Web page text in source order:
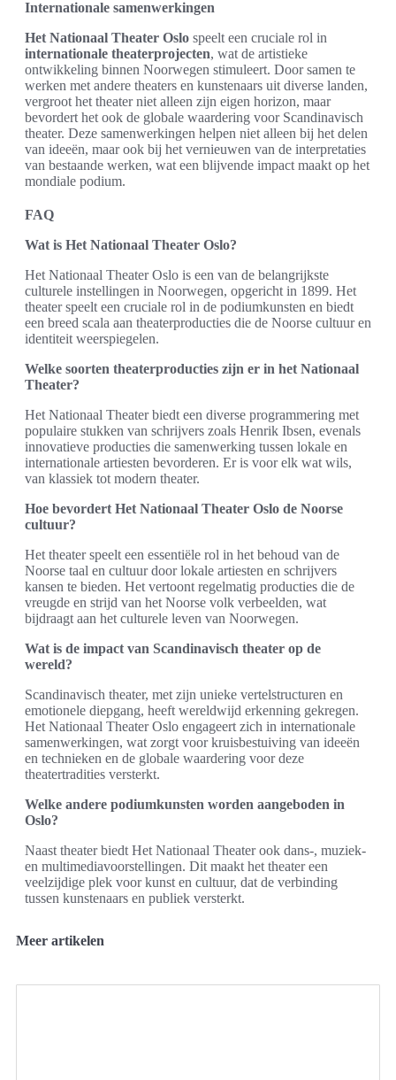
Internationale samenwerkingen
Het Nationaal Theater Oslo speelt een cruciale rol in
internationale theaterprojecten, wat de artistieke
ontwikkeling binnen Noorwegen stimuleert. Door samen te
werken met andere theaters en kunstenaars uit diverse landen,
vergroot het theater niet alleen zijn eigen horizon, maar
bevordert het ook de globale waardering voor Scandinavisch
theater. Deze samenwerkingen helpen niet alleen bij het delen
van ideeën, maar ook bij het vernieuwen van de interpretaties
van bestaande werken, wat een blijvende impact maakt op het
mondiale podium.
FAQ
Wat is Het Nationaal Theater Oslo?
Het Nationaal Theater Oslo is een van de belangrijkste
culturele instellingen in Noorwegen, opgericht in 1899. Het
theater speelt een cruciale rol in de podiumkunsten en biedt
een breed scala aan theaterproducties die de Noorse cultuur en
identiteit weerspiegelen.
Welke soorten theaterproducties zijn er in het Nationaal
Theater?
Het Nationaal Theater biedt een diverse programmering met
populaire stukken van schrijvers zoals Henrik Ibsen, evenals
innovatieve producties die samenwerking tussen lokale en
internationale artiesten bevorderen. Er is voor elk wat wils,
van klassiek tot modern theater.
Hoe bevordert Het Nationaal Theater Oslo de Noorse
cultuur?
Het theater speelt een essentiële rol in het behoud van de
Noorse taal en cultuur door lokale artiesten en schrijvers
kansen te bieden. Het vertoont regelmatig producties die de
vreugde en strijd van het Noorse volk verbeelden, wat
bijdraagt aan het culturele leven van Noorwegen.
Wat is de impact van Scandinavisch theater op de
wereld?
Scandinavisch theater, met zijn unieke vertelstructuren en
emotionele diepgang, heeft wereldwijd erkenning gekregen.
Het Nationaal Theater Oslo engageert zich in internationale
samenwerkingen, wat zorgt voor kruisbestuiving van ideeën
en technieken en de globale waardering voor deze
theatertradities versterkt.
Welke andere podiumkunsten worden aangeboden in
Oslo?
Naast theater biedt Het Nationaal Theater ook dans-, muziek-
en multimediavoorstellingen. Dit maakt het theater een
veelzijdige plek voor kunst en cultuur, dat de verbinding
tussen kunstenaars en publiek versterkt.
Meer artikelen